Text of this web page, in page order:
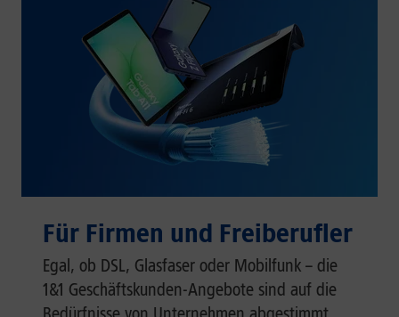
Für Firmen und Freiberufler
Egal, ob DSL, Glasfaser oder Mobilfunk – die
1&1 Geschäftskunden-Angebote sind auf die